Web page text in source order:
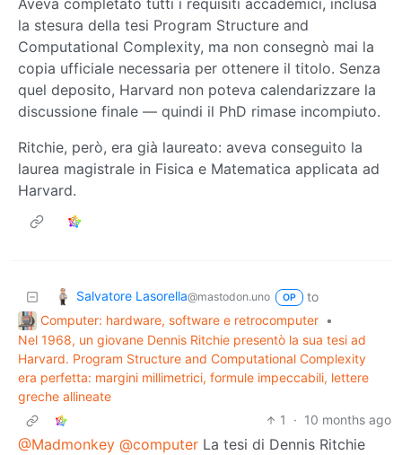
la stesura della tesi Program Structure and
Computational Complexity, ma non consegnò mai la
copia ufficiale necessaria per ottenere il titolo. Senza
quel deposito, Harvard non poteva calendarizzare la
discussione finale — quindi il PhD rimase incompiuto.
Ritchie, però, era già laureato: aveva conseguito la
laurea magistrale in Fisica e Matematica applicata ad
Harvard.
Salvatore Lasorella@mastodon.uno OP
to
Computer: hardware, software e retrocomputer •
Nel 1968, un giovane Dennis Ritchie presentò la sua tesi ad
Harvard. Program Structure and Computational Complexity
era perfetta: margini millimetrici, formule impeccabili, lettere
greche allineate
1
· 10 months ago
@Madmonkey @computer La tesi di Dennis Ritchie